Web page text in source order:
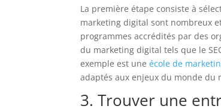
La première étape consiste à
marketing digital sont nombreux
programmes accrédités par des
du marketing digital tels que le
exemple est uneécole de
adaptés aux enjeux du monde du
3. Trouver une